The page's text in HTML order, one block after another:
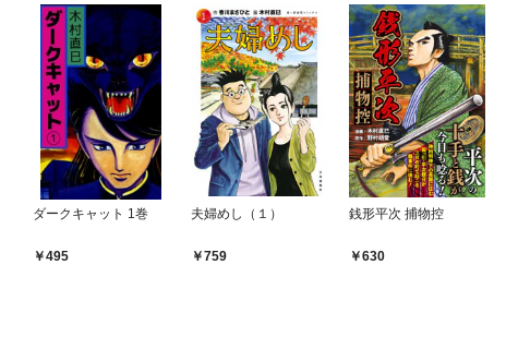
ダークキャット 1巻
495
夫婦めし（１）
759
銭形平次 捕物控
630